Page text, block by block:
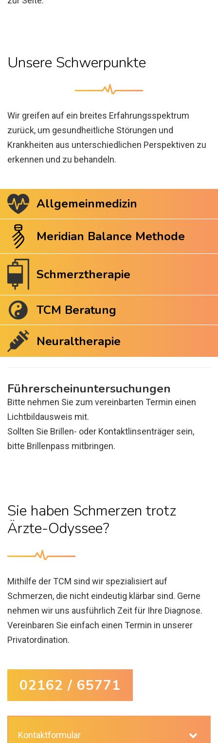
Unsere Schwerpunkte
Wir greifen auf ein breites Erfahrungsspektrum
zurück, um gesundheitliche Störungen und
Krankheiten aus unterschiedlichen Perspektiven zu
erkennen und zu behandeln.
Allgemeinmedizin
Meridian Balance Methode
Schmerztherapie
TCM Beratung
Neuraltherapie
Führerscheinuntersuchungen
Bitte nehmen Sie zum vereinbarten Termin einen
Lichtbildausweis mit.
Sollten Sie Brillen- oder Kontaktlinsenträger sein,
bitte Brillenpass mitbringen.
Sie haben Schmerzen trotz
Ärzte-Odyssee?
Mithilfe der TCM sind wir spezialisiert auf
Schmerzen, die nicht eindeutig klärbar sind. Gerne
nehmen wir uns ausführlich Zeit für Ihre Diagnose.
Vereinbaren Sie einfach einen Termin in unserer
Privatordination.
02162 / 65771
Kontaktformular